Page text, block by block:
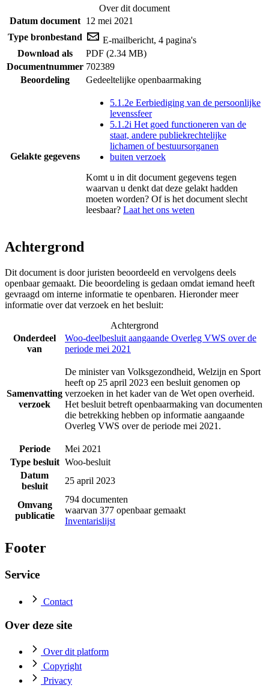
Over dit document
Datum document 12 mei 2021
Type bronbestand
E-mailbericht, 4 pagina's
Download als
PDF (2.34 MB)
Documentnummer 702389
Beoordeling
Gedeeltelijke openbaarmaking
Gelakte gegevens
5.1.2e Eerbiediging van de persoonlijke
levenssfeer
5.1.2i Het goed functioneren van de
staat, andere publiekrechtelijke
lichamen of bestuursorganen
buiten verzoek
Komt u in dit document gegevens tegen
waarvan u denkt dat deze gelakt hadden
moeten worden? Of is het document slecht
leesbaar? Laat het ons weten
Achtergrond
Dit document is door juristen beoordeeld en vervolgens deels
openbaar gemaakt. Die beoordeling is gedaan omdat iemand heeft
gevraagd om interne informatie te openbaren. Hieronder meer
informatie over dat verzoek en het besluit:
Achtergrond
Onderdeel
van
Woo-deelbesluit aangaande Overleg VWS over de
periode mei 2021
Samenvatting
verzoek
De minister van Volksgezondheid, Welzijn en Sport
heeft op 25 april 2023 een besluit genomen op
verzoeken in het kader van de Wet open overheid.
Het besluit betreft openbaarmaking van documenten
die betrekking hebben op informatie aangaande
Overleg VWS over de periode mei 2021.
Periode
Mei 2021
Type besluit Woo-besluit
Datum
besluit
25 april 2023
Omvang
publicatie
794 documenten
waarvan 377 openbaar gemaakt
Inventarislijst
Footer
Service
Contact
Over deze site
Over dit platform
Copyright
Privacy